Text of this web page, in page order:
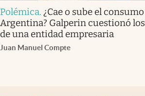
Polémica. ¿Cae o sube el
Argentina? Galperin cuestionó
de una entidad empresaria
Juan Manuel Compte